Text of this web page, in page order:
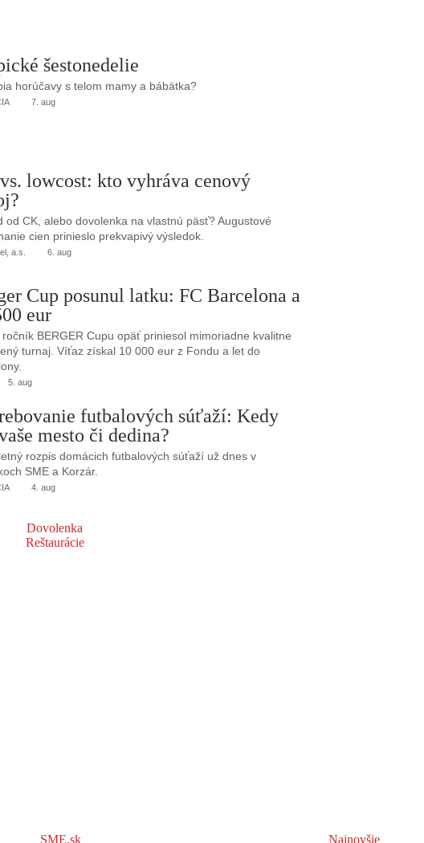
šestonedelie
horúčavy s telom mamy a bábätka?
7. aug
lowcost: kto vyhráva cenový
od CK, alebo dovolenka na vlastnú päsť? Augustové
cien prinieslo prekvapivý výsledok.
a.s. 6. aug
Cup posunul latku: FC Barcelona a
eur
ročník BERGER Cupu opäť priniesol mimoriadne kvalitne
turnaj. Víťaz získal 10 000 eur z Fondu a let do
5. aug
futbalových súťaží: Kedy
mesto či dedina?
rozpis domácich futbalových súťaží už dnes v
SME a Korzár.
4. aug
Dovolenka
Reštaurácie
SME.sk Najnovšie